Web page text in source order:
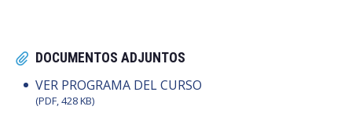
DOCUMENTOS ADJUNTOS
VER PROGRAMA DEL CURSO
(PDF, 428 KB)